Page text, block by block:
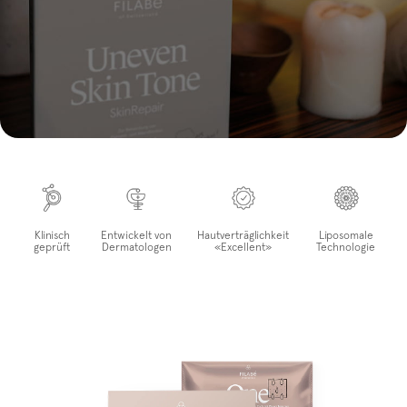
Klinisch
geprüft
Entwickelt von
Dermatologen
Hautverträglichkeit
«Excellent»
Liposomale
Technologie